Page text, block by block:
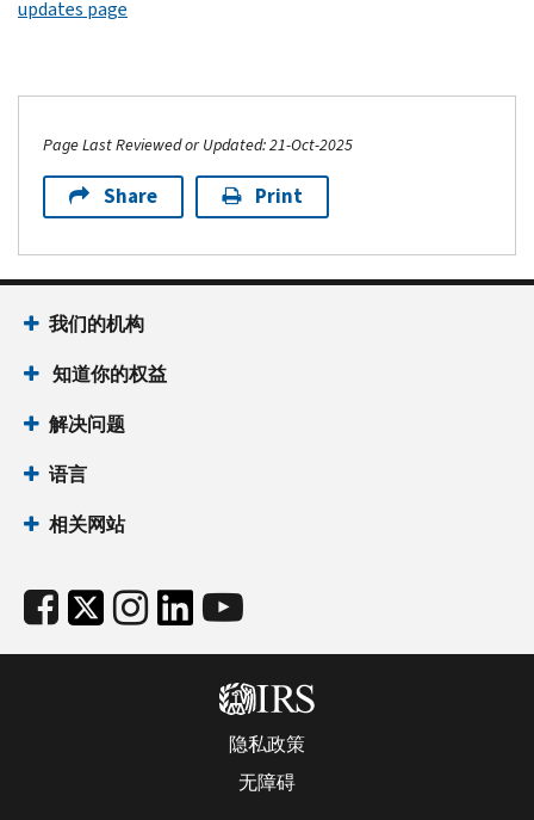
updates page
Page Last Reviewed or Updated: 21-Oct-2025
Share Print
我们的机构
知道你的权益
解决问题
语言
相关网站
隐私政策
无障碍